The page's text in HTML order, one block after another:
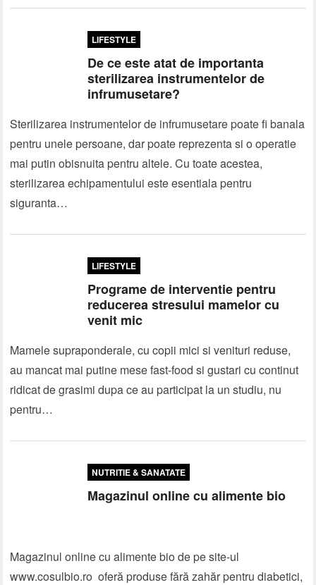
LIFESTYLE
De ce este atat de importanta
sterilizarea instrumentelor de
infrumusetare?
Sterilizarea instrumentelor de infrumusetare poate fi banala
pentru unele persoane, dar poate reprezenta si o operatie
mai putin obisnuita pentru altele. Cu toate acestea,
sterilizarea echipamentului este esentiala pentru
siguranta…
LIFESTYLE
Programe de interventie pentru
reducerea stresului mamelor cu
venit mic
Mamele supraponderale, cu copii mici si venituri reduse,
au mancat mai putine mese fast-food si gustari cu continut
ridicat de grasimi dupa ce au participat la un studiu, nu
pentru…
NUTRITIE & SANATATE
Magazinul online cu alimente bio
Magazinul online cu alimente bio de pe site-ul
www.cosulbio.ro oferă produse fără zahăr pentru diabetici,